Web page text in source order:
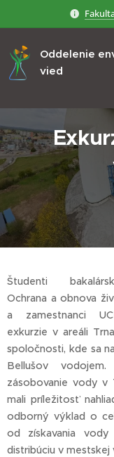
Oddelenie
vied
Študenti
Ochrana a obnova
a zamestnanci
exkurzie v areáli
spoločnosti, kde sa
Bellušov
zásobovanie vody v
mali príležitosť
odborný výklad o
od získavania
distribúciu v